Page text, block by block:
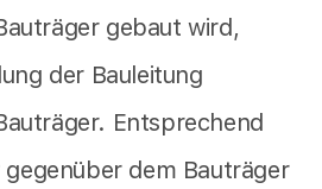
gebaut wird,
der Bauleitung
Entsprechend
dem Bauträger